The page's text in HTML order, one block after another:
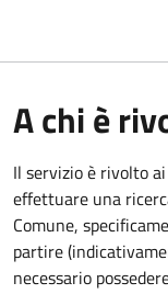
A chi è
Il servizio è rivolto
effettuare una
Comune,
partire
necessario